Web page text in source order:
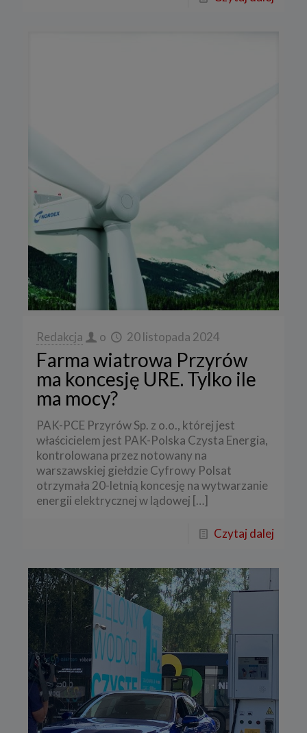
Redakcja o 20 listopada 2024
Farma wiatrowa Przyrów
ma koncesję URE. Tylko ile
ma mocy?
PAK-PCE Przyrów Sp. z o.o., której jest
właścicielem jest PAK-Polska Czysta Energia,
kontrolowana przez notowany na
warszawskiej giełdzie Cyfrowy Polsat
otrzymała 20-letnią koncesję na wytwarzanie
energii elektrycznej w lądowej […]
Czytaj dalej